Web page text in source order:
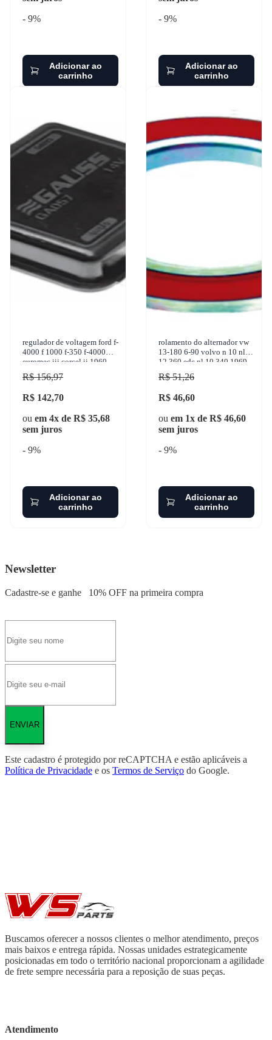
- 9%
Adicionar ao
carrinho
- 9%
Adicionar ao
carrinho
regulador de voltagem ford f-
4000 f 1000 f-350 f-4000
euromec iii corcel ii 1960-
2011 gauss - ga057
R$ 156,97
R$ 142,70
ou em 4x de R$ 35,68
sem juros
- 9%
Adicionar ao
carrinho
rolamento do alternador vw
13-180 6-90 volvo n 10 nl
12 360 edc nl 10 340 1969-
2005 nsk - 6204dduc3
R$ 51,26
R$ 46,60
ou em 1x de R$ 46,60
sem juros
- 9%
Adicionar ao
carrinho
Newsletter
Cadastre-se e ganhe 10% OFF na primeira compra
ENVIAR
Este cadastro é protegido por reCAPTCHA e estão aplicáveis a
Política de Privacidade e os Termos de Serviço do Google.
Buscamos oferecer a nossos clientes o melhor atendimento, preços
mais baixos e entrega rápida. Nossas unidades estrategicamente
posicionadas em todo o território nacional proporcionam a agilidade
de frete sempre necessária para a reposição de suas peças.
Atendimento